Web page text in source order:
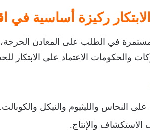
ركيزة أساسية في
في الطلب على المعادن الحرجة،
والحكومات الاعتماد على الابتكار
النحاس والليثيوم والنيكل والكوبالت.
الاستكشاف والإنتاج.